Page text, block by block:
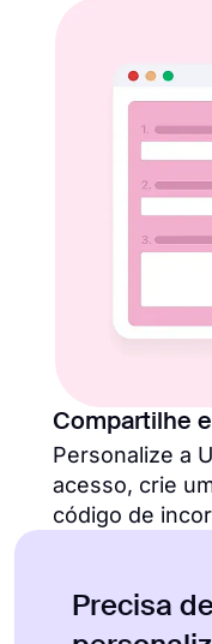
Compartilhe
Personalize a
acesso, crie
código de
Precisa